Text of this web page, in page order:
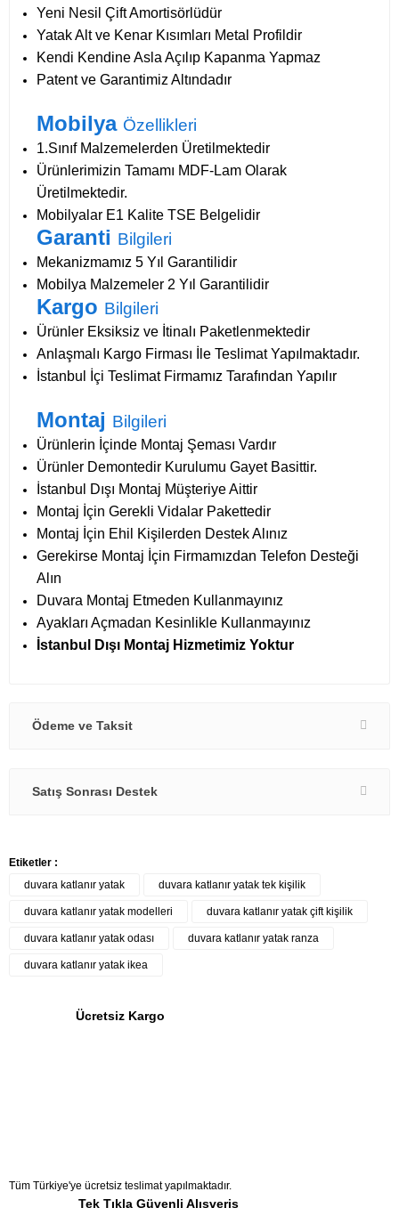
Yeni Nesil Çift Amortisörlüdür
Yatak Alt ve Kenar Kısımları Metal Profildir
Kendi Kendine Asla Açılıp Kapanma Yapmaz
Patent ve Garantimiz Altındadır
Mobilya Özellikleri
1.Sınıf Malzemelerden Üretilmektedir
Ürünlerimizin Tamamı MDF-Lam Olarak
Üretilmektedir.
Mobilyalar E1 Kalite TSE Belgelidir
Garanti Bilgileri
Mekanizmamız 5 Yıl Garantilidir
Mobilya Malzemeler 2 Yıl Garantilidir
Kargo Bilgileri
Ürünler Eksiksiz ve İtinalı Paketlenmektedir
Anlaşmalı Kargo Firması İle Teslimat Yapılmaktadır.
İstanbul İçi Teslimat Firmamız Tarafından Yapılır
Montaj Bilgileri
Ürünlerin İçinde Montaj Şeması Vardır
Ürünler Demontedir Kurulumu Gayet Basittir.
İstanbul Dışı Montaj Müşteriye Aittir
Montaj İçin Gerekli Vidalar Pakettedir
Montaj İçin Ehil Kişilerden Destek Alınız
Gerekirse Montaj İçin Firmamızdan Telefon Desteği
Alın
Duvara Montaj Etmeden Kullanmayınız
Ayakları Açmadan Kesinlikle Kullanmayınız
İstanbul Dışı Montaj Hizmetimiz Yoktur
Ödeme ve Taksit
Satış Sonrası Destek
0212 238 18 18
Etiketler :
duvara katlanır yatak
duvara katlanır yatak tek kişilik
duvara katlanır yatak modelleri duvara katlanır yatak çift kişilik
duvara katlanır yatak odası duvara katlanır yatak ranza
duvara katlanır yatak ikea
Ücretsiz Kargo
Tüm Türkiye'ye ücretsiz teslimat yapılmaktadır.
Tek Tıkla Güvenli Alışveriş